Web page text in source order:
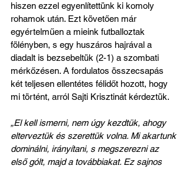
hiszen ezzel egyenlítettünk ki komoly
rohamok után. Ezt követően már
egyértelműen a mieink futballoztak
fölényben, s egy huszáros hajrával a
diadalt is bezsebeltük (2-1) a szombati
mérkőzésen. A fordulatos összecsapás
két teljesen ellentétes félidőt hozott, hogy
mi történt, arról Sajti Krisztinát kérdeztük.
„El kell ismerni, nem úgy kezdtük, ahogy
elterveztük és szerettük volna. Mi akartunk
dominálni, irányítani, s megszerezni az
első gólt, majd a továbbiakat. Ez sajnos